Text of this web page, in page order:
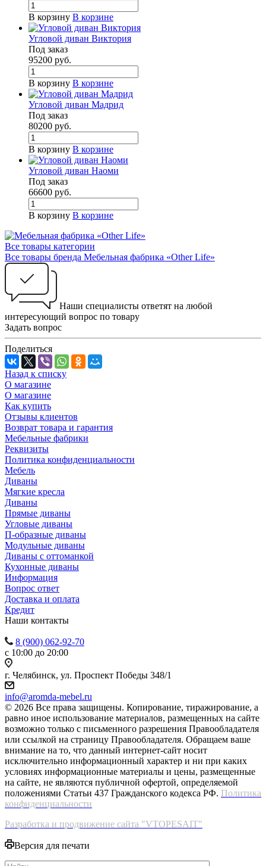
В корзину В корзине
Угловой диван Виктория
Под заказ
95200 руб.
В корзину В корзине
Угловой диван Мадрид
Под заказ
80200 руб.
В корзину В корзине
Угловой диван Наоми
Под заказ
66600 руб.
В корзину В корзине
Все товары категории
Все товары бренда Мебельная фабрика «Other Life»
Наши специалисты ответят на любой
интересующий вопрос по товару
Задать вопрос
Поделиться
Назад к списку
О магазине
О магазине
Как купить
Отзывы клиентов
Возврат товара и гарантия
Мебельные фабрики
Реквизиты
Политика конфиденциальности
Мебель
Диваны
Мягкие кресла
Диваны
Прямые диваны
Угловые диваны
П-образные диваны
Модульные диваны
Диваны с оттоманкой
Кухонные диваны
Информация
Вопрос ответ
Доставка и оплата
Кредит
Наши контакты
8 (900) 062-92-70
с 10:00 до 20:00
г. Челябинск, ул. Проспект Победы 348/1
info@aromda-mebel.ru
© 2026 Все права защищены. Копирование, тиражирование, а
равно иное использование материалов, размещенных на сайте
возможно только с письменного разрешения Правообладателя
или ссылкой на страницу Правообладателя. Обращаем ваше
внимание на то, что данный интернет-сайт носит
исключительно информационный характер и ни при каких
условиях информационные материалы и цены, размещенные
на сайте, не являются публичной офертой, определяемой
положениями Статьи 437 Гражданского кодекса РФ. Политика
конфиденциальности
Разработка и продвижение сайта "VTOPESAIT"
Версия для печати